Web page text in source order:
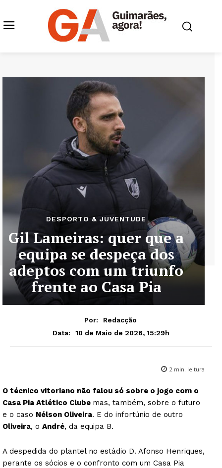
DESPORTO & JUVENTUDE
Gil Lameiras: quer que a
equipa se despeça dos
adeptos com um triunfo
frente ao Casa Pia
Por:
Redacção
Data:
10 de Maio de 2026, 15:29h
2 min. leitura
O técnico vitoriano não falou só sobre o jogo com o
Casa Pia Atlético Clube mas, também, sobre o futuro
e o caso Nélson Oliveira. E do infortúnio de outro
Oliveira, o André, da equipa B.
A despedida do plantel no estádio D. Afonso Henriques,
perante os sócios e o confronto com um Casa Pia